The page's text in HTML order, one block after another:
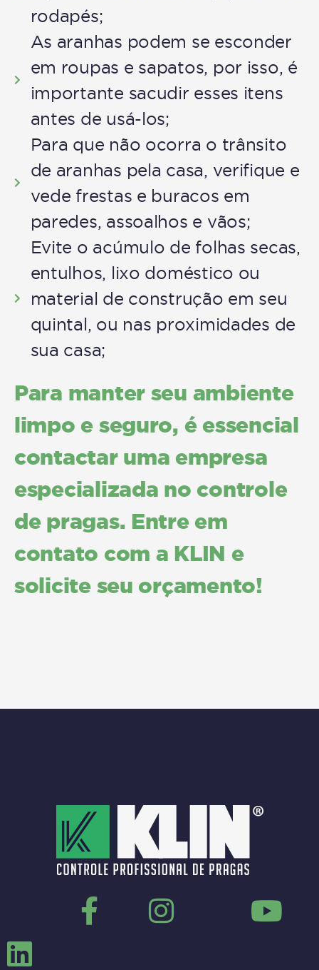
rodapés;
As aranhas podem se esconder
em roupas e sapatos, por isso, é
importante sacudir esses itens
antes de usá-los;
Para que não ocorra o trânsito
de aranhas pela casa, verifique e
vede frestas e buracos em
paredes, assoalhos e vãos;
Evite o acúmulo de folhas secas,
entulhos, lixo doméstico ou
material de construção em seu
quintal, ou nas proximidades de
sua casa;
Para manter seu ambiente
limpo e seguro, é essencial
contactar uma empresa
especializada no controle
de pragas. Entre em
contato com a KLIN e
solicite seu orçamento!